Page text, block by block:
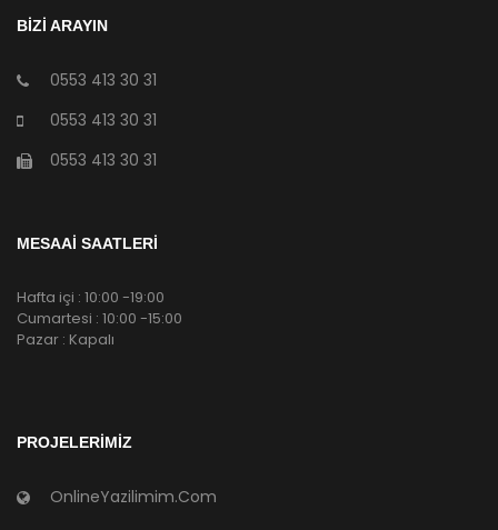
BİZİ ARAYIN
0553 413 30 31
0553 413 30 31
0553 413 30 31
MESAAİ SAATLERİ
Hafta içi : 10:00 -19:00
Cumartesi : 10:00 -15:00
Pazar : Kapalı
PROJELERIMIZ
OnlineYazilimim.Com